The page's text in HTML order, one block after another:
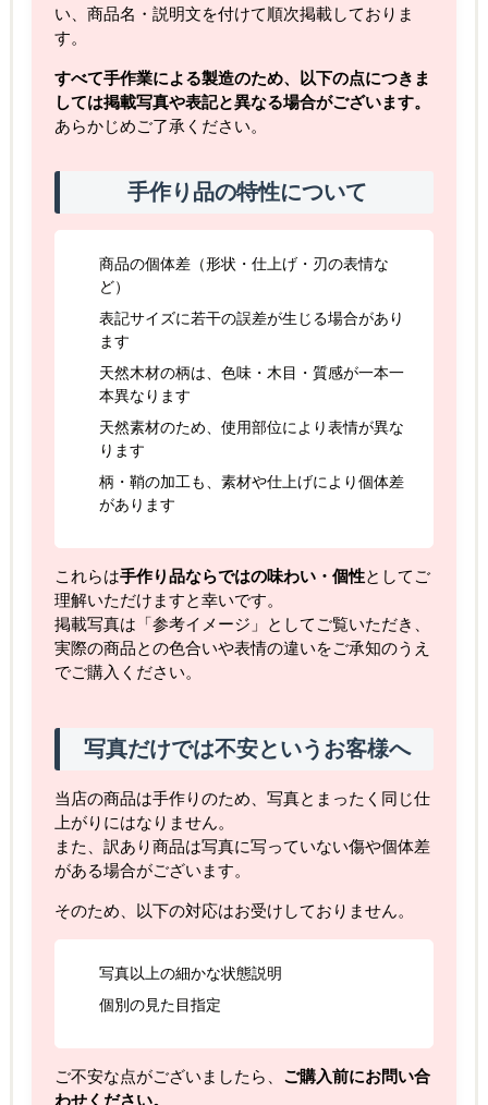
い、商品名・説明文を付けて順次掲載しておりま
す。
すべて手作業による製造のため、以下の点につきま
しては掲載写真や表記と異なる場合がございます。
あらかじめご了承ください。
手作り品の特性について
商品の個体差（形状・仕上げ・刃の表情な
ど）
表記サイズに若干の誤差が生じる場合があり
ます
天然木材の柄は、色味・木目・質感が一本一
本異なります
天然素材のため、使用部位により表情が異な
ります
柄・鞘の加工も、素材や仕上げにより個体差
があります
これらは手作り品ならではの味わい・個性としてご
理解いただけますと幸いです。
掲載写真は「参考イメージ」としてご覧いただき、
実際の商品との色合いや表情の違いをご承知のうえ
でご購入ください。
写真だけでは不安というお客様へ
当店の商品は手作りのため、写真とまったく同じ仕
上がりにはなりません。
また、訳あり商品は写真に写っていない傷や個体差
がある場合がございます。
そのため、以下の対応はお受けしておりません。
写真以上の細かな状態説明
個別の見た目指定
ご不安な点がございましたら、 ご購入前にお問い合
わせください。